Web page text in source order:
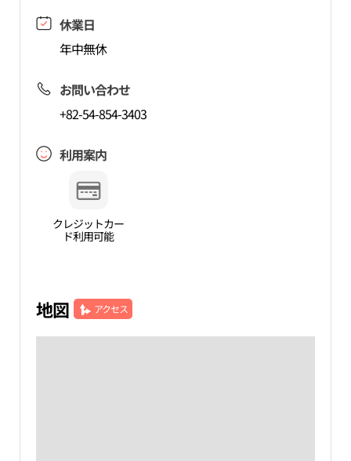
休業日
年中無休
お問い合わせ
+82-54-854-3403
利用案内
クレジットカー
ド利用可能
地図 アクセス